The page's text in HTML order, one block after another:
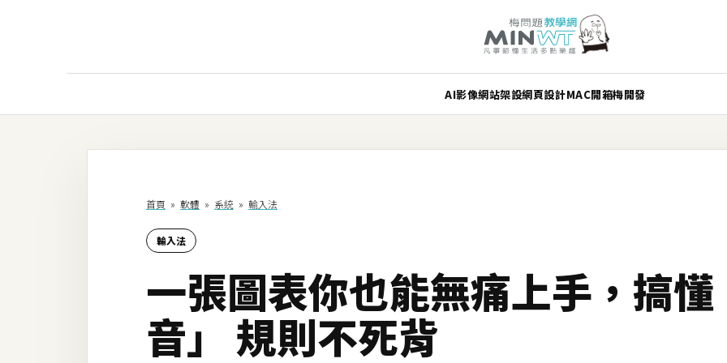
AI
AI影像網站架設網頁設計MAC開箱梅開發
首頁 » 軟體 » 系統 » 輸入法
輸入法
一張圖表你也能無痛上手，搞
音」 規則不死背